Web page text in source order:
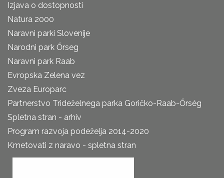
Izjava o dostopnosti
Natura 2000
Naravni parki Slovenije
Narodni park Őrseg
Naravni park Raab
Evropska Zelena vez
Zveza Europarc
Partnerstvo Trideželnega parka Goričko-Raab-Őrség
Spletna stran - arhiv
Program razvoja podeželja 2014-2020
Kmetovati z naravo - spletna stran